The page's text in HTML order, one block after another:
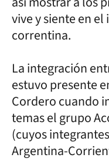
vive y siente en
correntina.
La integración
estuvo presente
Cordero cuando
temas el grupo
(cuyos
Argentina-